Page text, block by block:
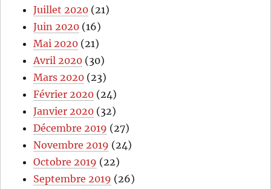
Juillet 2020 (21)
Juin 2020 (16)
Mai 2020 (21)
Avril 2020 (30)
Mars 2020 (23)
Février 2020 (24)
Janvier 2020 (32)
Décembre 2019 (27)
Novembre 2019 (24)
Octobre 2019 (22)
Septembre 2019 (26)